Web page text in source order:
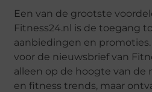
Een van de grootste
Fitness24.nl is de toegang
aanbiedingen en
voor de nieuwsbrief van
alleen op de hoogte van de
en fitness trends, maar